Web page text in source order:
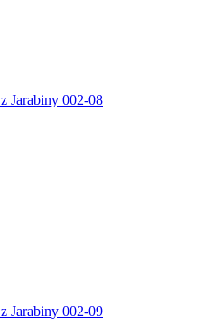
Jarabiny 002-08
Jarabiny 002-09